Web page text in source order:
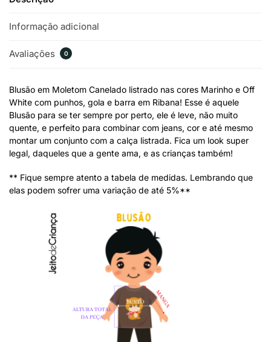
Informação adicional
Avaliações 0
Blusão em Moletom Canelado listrado nas cores Marinho e Off
White com punhos, gola e barra em Ribana! Esse é aquele
Blusão para se ter sempre por perto, ele é leve, não muito
quente, e perfeito para combinar com jeans, cor e até mesmo
montar um conjunto com a calça listrada. Fica um look super
legal, daqueles que a gente ama, e as crianças também!
** Fique sempre atento a tabela de medidas. Lembrando que
elas podem sofrer uma variação de até 5%**